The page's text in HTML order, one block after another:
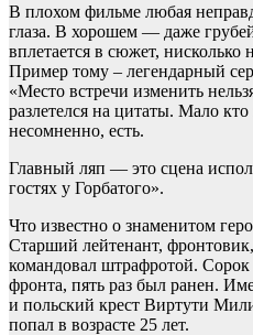
В плохом фильме любая
глаза. В хорошем — даже
вплетается в сюжет, нисколько
Пример тому – легендарный
«Место встречи изменить
разлетелся на цитаты. Мало
несомненно, есть.
Главный ляп — это сцена
гостях у Горбатого».
Что известно о знаменитом
Старший лейтенант,
командовал штрафротой.
фронта, пять раз был ранен.
и польский крест Виртути
попал в возрасте 25 лет.